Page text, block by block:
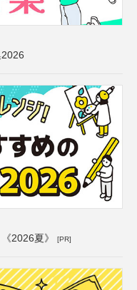
2026夏》 [PR]